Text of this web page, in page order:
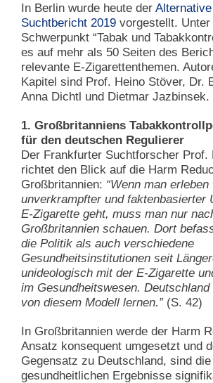
In Berlin wurde heute der
Suchtbericht 2019 vorgestellt. Unter
Schwerpunkt “Tabak und
es auf mehr als 50 Seiten des
relevante E-Zigarettenthemen.
Kapitel sind Prof. Heino Stöver, Dr.
Anna Dichtl und Dietmar Jazbinsek.
1. Großbritanniens
für den deutschen Regulierer
Der Frankfurter Suchtforscher Prof.
richtet den Blick auf die Harm
Großbritannien: “Wenn man
unverkrampfter und faktenbasierter
E-Zigarette geht, muss man nur
Großbritannien schauen. Dort
die Politik als auch verschiedene
Gesundheitsinstitutionen seit
unideologisch mit der E-Zigarette
im Gesundheitswesen. Deutschland
von diesem Modell lernen.”(S. 42)
In Großbritannien werde der Harm
Ansatz konsequent umgesetzt und
Gegensatz zu Deutschland, sind die
gesundheitlichen Ergebnisse